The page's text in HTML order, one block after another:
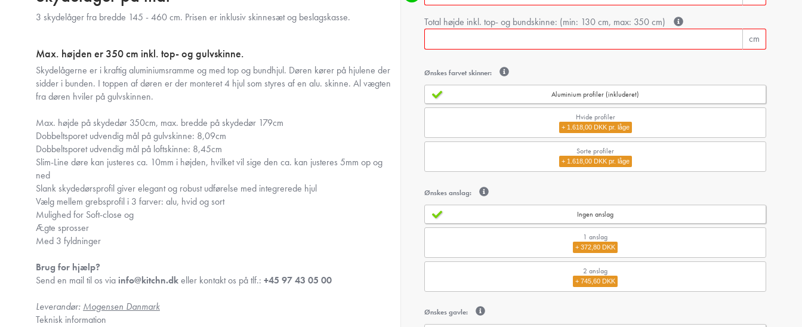
3 skydelåger fra bredde 145 - 460 cm. Prisen er inklusiv skinnesæt og beslagskasse.
Max. højden er 350 cm inkl. top- og gulvskinne.
Skydelågerne er i kraftig aluminiumsramme og med top og bundhjul. Døren kører på hjulene der
sidder i bunden. I toppen af døren er der monteret 4 hjul som styres af en alu. skinne. Al vægten
fra døren hviler på gulvskinnen.
Max. højde på skydedør 350cm, max. bredde på skydedør 179cm
Dobbeltsporet udvendig mål på gulvskinne: 8,09cm
Dobbeltsporet udvendig mål på loftskinne: 8,45cm
Slim-Line døre kan justeres ca. 10mm i højden, hvilket vil sige den ca. kan justeres 5mm op og
ned
Slank skydedørsprofil giver elegant og robust udførelse med integrerede hjul
Vælg mellem grebsprofil i 3 farver: alu, hvid og sort
Mulighed for Soft-close og
Ægte sprosser
Med 3 fyldninger
Brug for hjælp?
Send en mail til os via info@kitchn.dkeller kontakt os på tlf.: +45 97 43 05 00
Leverandør: Mogensen Danmark
Teknisk information
Total højde inkl. top- og bundskinne: (min: 130 cm, max: 350 cm)
cm
Ønskes farvet skinner:
Aluminium profiler (inkluderet)
Hvide profiler
+ 1.618,00 DKK pr. låge
Sorte profiler
+ 1.618,00 DKK pr. låge
Ønskes anslag:
Ingen anslag
1 anslag
+ 372,80 DKK
2 anslag
+ 745,60 DKK
Ønskes gavle: